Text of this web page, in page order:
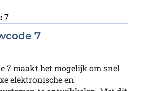
7
7 maakt het mogelijk om snel
elektronische en